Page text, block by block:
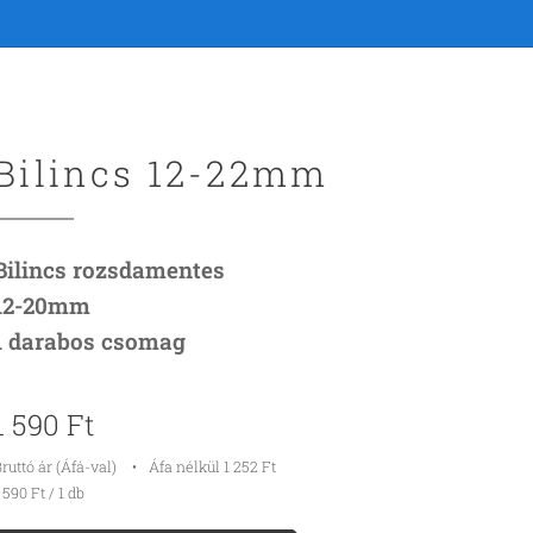
12-22mm
rozsdamentes
20mm
darabos csomag
590 Ft
ár (Áfá-val)
Áfa nélkül 1 252 Ft
590 Ft / 1 db